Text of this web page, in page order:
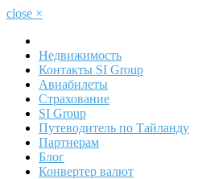
close ×
Недвижимость
Контакты SI Group
Авиабилеты
Страхование
SI Group
Путеводитель по Тайланду
Партнерам
Блог
Конвертер валют